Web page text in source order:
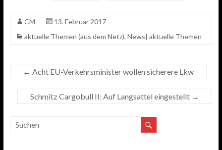
CM
13. Februar 2017
aktuelle Themen (aus dem Netz), News| aktuelle Themen
← Acht EU-Verkehrsminister wollen sicherere Lkw
Schmitz Cargobull II: Auf Langsattel eingestellt →